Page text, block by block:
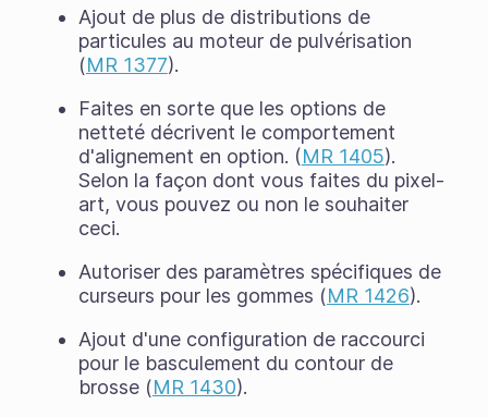
Ajout de plus de distributions de
particules au moteur de pulvérisation
(MR 1377).
Faites en sorte que les options de
netteté décrivent le comportement
d'alignement en option. (MR 1405).
Selon la façon dont vous faites du pixel-
art, vous pouvez ou non le souhaiter
ceci.
Autoriser des paramètres spécifiques de
curseurs pour les gommes (MR 1426).
Ajout d'une configuration de raccourci
pour le basculement du contour de
brosse (MR 1430).